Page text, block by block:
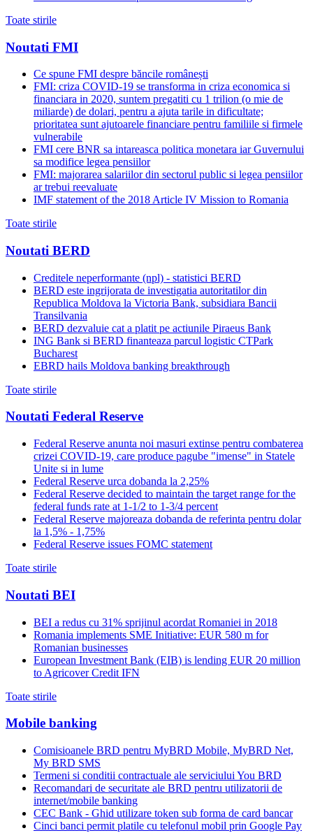
Toate stirile
Noutati FMI
Ce spune FMI despre băncile românești
FMI: criza COVID-19 se transforma in criza economica si
financiara in 2020, suntem pregatiti cu 1 trilion (o mie de
miliarde) de dolari, pentru a ajuta tarile in dificultate;
prioritatea sunt ajutoarele financiare pentru familiile si firmele
vulnerabile
FMI cere BNR sa intareasca politica monetara iar Guvernului
sa modifice legea pensiilor
FMI: majorarea salariilor din sectorul public si legea pensiilor
ar trebui reevaluate
IMF statement of the 2018 Article IV Mission to Romania
Toate stirile
Noutati BERD
Creditele neperformante (npl) - statistici BERD
BERD este ingrijorata de investigatia autoritatilor din
Republica Moldova la Victoria Bank, subsidiara Bancii
Transilvania
BERD dezvaluie cat a platit pe actiunile Piraeus Bank
ING Bank si BERD finanteaza parcul logistic CTPark
Bucharest
EBRD hails Moldova banking breakthrough
Toate stirile
Noutati Federal Reserve
Federal Reserve anunta noi masuri extinse pentru combaterea
crizei COVID-19, care produce pagube "imense" in Statele
Unite si in lume
Federal Reserve urca dobanda la 2,25%
Federal Reserve decided to maintain the target range for the
federal funds rate at 1-1/2 to 1-3/4 percent
Federal Reserve majoreaza dobanda de referinta pentru dolar
la 1,5% - 1,75%
Federal Reserve issues FOMC statement
Toate stirile
Noutati BEI
BEI a redus cu 31% sprijinul acordat Romaniei in 2018
Romania implements SME Initiative: EUR 580 m for
Romanian businesses
European Investment Bank (EIB) is lending EUR 20 million
to Agricover Credit IFN
Toate stirile
Mobile banking
Comisioanele BRD pentru MyBRD Mobile, MyBRD Net,
My BRD SMS
Termeni si conditii contractuale ale serviciului You BRD
Recomandari de securitate ale BRD pentru utilizatorii de
internet/mobile banking
CEC Bank - Ghid utilizare token sub forma de card bancar
Cinci banci permit platile cu telefonul mobil prin Google Pay